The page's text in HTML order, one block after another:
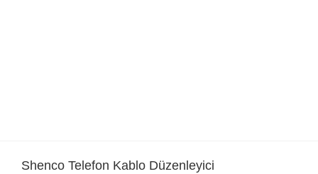
Shenco Telefon Kablo Düzenleyici